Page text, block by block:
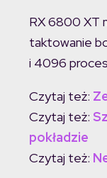
RX 6800 XT
taktowanie
i 4096
Czytaj też:
Czytaj też:
pokładzie
Czytaj też: